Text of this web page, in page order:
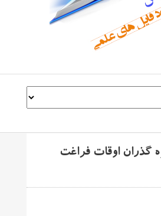
گذران اوقات فراغت